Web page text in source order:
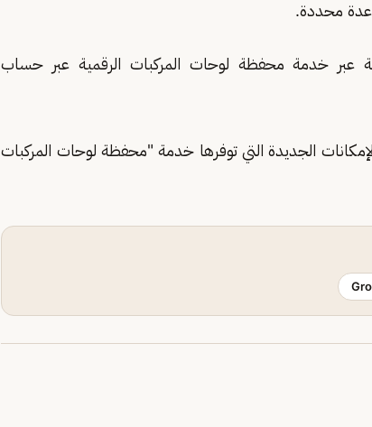
عدة محددة.
عبر خدمة محفظة لوحات المركبات الرقمية عبر حساب
الجديدة التي توفرها خدمة "محفظة لوحات المركبات